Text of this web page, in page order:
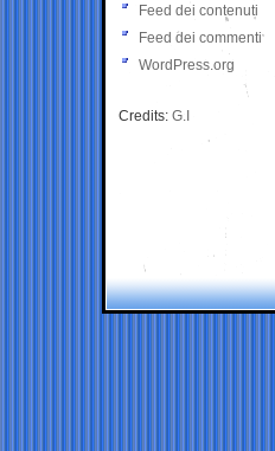
Feed dei contenuti
Feed dei commenti
WordPress.org
Credits: G.I